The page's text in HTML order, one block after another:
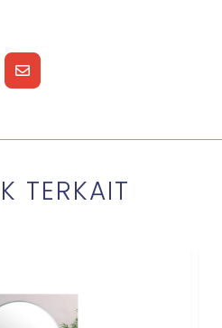
on LinkedIn
Share on Mail
TERKAIT